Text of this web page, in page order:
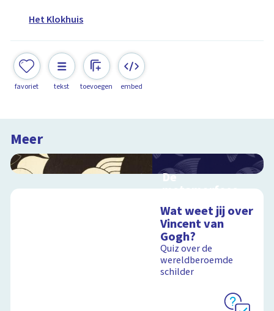
Het Klokhuis
favoriet tekst toevoegen embed
Meer
De
metamorfose
van Escher
Interactieve
schoolplaat over het
werk van Escher
Wat weet jij over
Vincent van
Gogh?
Quiz over de
wereldberoemde
schilder